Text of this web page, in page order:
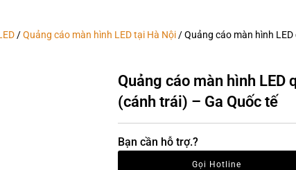
/Quảng cáo màn hình LED tại Hà Nội/ Quảng cáo màn hình
Quảng cáo màn hình LED
(cánh trái) – Ga Quốc tế
Bạn cần hỗ trợ.?
Gọi Hotline